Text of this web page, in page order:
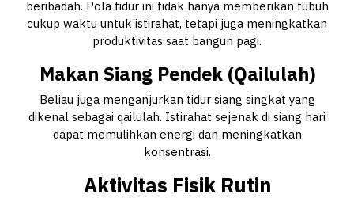
beribadah. Pola tidur ini tidak hanya memberikan tubuh
cukup waktu untuk istirahat, tetapi juga meningkatkan
produktivitas saat bangun pagi.
Makan Siang Pendek (Qailulah)
Beliau juga menganjurkan tidur siang singkat yang
dikenal sebagai qailulah. Istirahat sejenak di siang hari
dapat memulihkan energi dan meningkatkan
konsentrasi.
Aktivitas Fisik Rutin